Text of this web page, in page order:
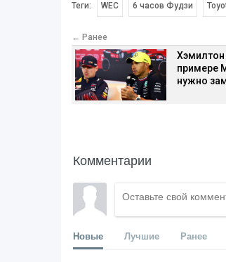
Теги: WEC 6 часов Фудзи
← Ранее
примере
нужно
Комментарии
Новые Лучшие Ранее